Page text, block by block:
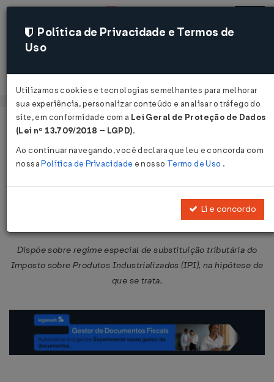
Acessar
Página Inicial Legislações
Instrução Normativa RFB Nº 1081
Dispõe sobre regime especial de substituição tributária do
Imposto sobre Produtos Industrializados (IPI), na hipótese de
que se trata.
Política de Privacidade e Termos de
Uso
Utilizamos cookies e tecnologias semelhantes para melhorar
sua experiência, personalizar conteúdo e analisar o tráfego do
site, em conformidade com a Lei Geral de Proteção de Dados
(Lei nº 13.709/2018 – LGPD).
Ao continuar navegando, você declara que leu e concorda com
nossaPolítica de Privacidade e nosso Termo de Uso .
Li e concordo